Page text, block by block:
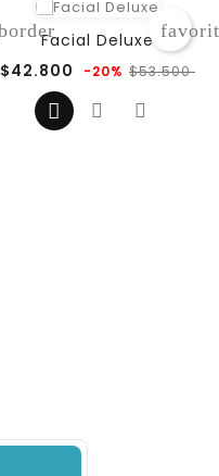
Facial Deluxe
$42.800 Precio
-20% $53.500